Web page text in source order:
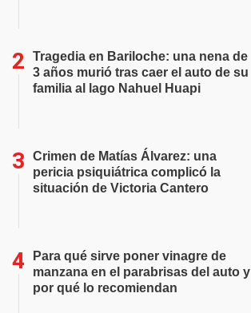
Tragedia en Bariloche: una nena de
3 años murió tras caer el auto de su
familia al lago Nahuel Huapi
Crimen de Matías Álvarez: una
pericia psiquiátrica complicó la
situación de Victoria Cantero
Para qué sirve poner vinagre de
manzana en el parabrisas del auto y
por qué lo recomiendan